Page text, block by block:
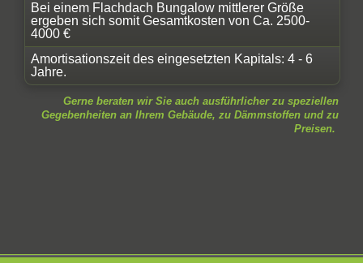
Bei einem Flachdach Bungalow mittlerer Größe
ergeben sich somit Gesamtkosten von Ca. 2500-
4000 €
Amortisationszeit des eingesetzten Kapitals: 4 - 6
Jahre.
Gerne beraten wir Sie auch ausführlicher zu speziellen
Gegebenheiten an Ihrem Gebäude, zu Dämmstoffen und zu
Preisen.